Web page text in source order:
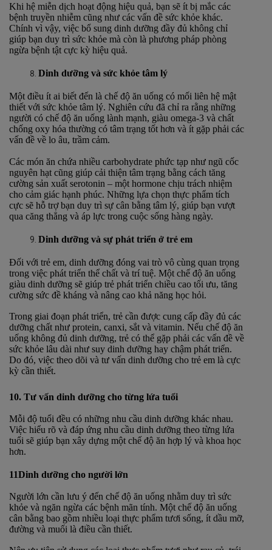
Khi hệ miễn dịch hoạt động hiệu quả, bạn sẽ ít bị mắc các
bệnh truyền nhiễm cũng như các vấn đề sức khỏe khác.
Chính vì vậy, việc bổ sung dinh dưỡng đầy đủ không chỉ
giúp bạn duy trì sức khỏe mà còn là phương pháp phòng
ngừa bệnh tật cực kỳ hiệu quả.
Dinh dưỡng và sức khỏe tâm lý
Một điều ít ai biết đến là chế độ ăn uống có mối liên hệ mật
thiết với sức khỏe tâm lý. Nghiên cứu đã chỉ ra rằng những
người có chế độ ăn uống lành mạnh, giàu omega-3 và chất
chống oxy hóa thường có tâm trạng tốt hơn và ít gặp phải các
vấn đề về lo âu, trầm cảm.
Các món ăn chứa nhiều carbohydrate phức tạp như ngũ cốc
nguyên hạt cũng giúp cải thiện tâm trạng bằng cách tăng
cường sản xuất serotonin – một hormone chịu trách nhiệm
cho cảm giác hạnh phúc. Những lựa chọn thực phẩm tích
cực sẽ hỗ trợ bạn duy trì sự cân bằng tâm lý, giúp bạn vượt
qua căng thẳng và áp lực trong cuộc sống hàng ngày.
Dinh dưỡng và sự phát triển ở trẻ em
Đối với trẻ em, dinh dưỡng đóng vai trò vô cùng quan trọng
trong việc phát triển thể chất và trí tuệ. Một chế độ ăn uống
giàu dinh dưỡng sẽ giúp trẻ phát triển chiều cao tối ưu, tăng
cường sức đề kháng và nâng cao khả năng học hỏi.
Trong giai đoạn phát triển, trẻ cần được cung cấp đầy đủ các
dưỡng chất như protein, canxi, sắt và vitamin. Nếu chế độ ăn
uống không đủ dinh dưỡng, trẻ có thể gặp phải các vấn đề về
sức khỏe lâu dài như suy dinh dưỡng hay chậm phát triển.
Do đó, việc theo dõi và tư vấn dinh dưỡng cho trẻ em là cực
kỳ cần thiết.
10. Tư vấn dinh dưỡng cho từng lứa tuổi
Mỗi độ tuổi đều có những nhu cầu dinh dưỡng khác nhau.
Việc hiểu rõ và đáp ứng nhu cầu dinh dưỡng theo từng lứa
tuổi sẽ giúp bạn xây dựng một chế độ ăn hợp lý và khoa học
hơn.
11Dinh dưỡng cho người lớn
Người lớn cần lưu ý đến chế độ ăn uống nhằm duy trì sức
khỏe và ngăn ngừa các bệnh mãn tính. Một chế độ ăn uống
cân bằng bao gồm nhiều loại thực phẩm tươi sống, ít dầu mỡ,
đường và muối là điều cần thiết.